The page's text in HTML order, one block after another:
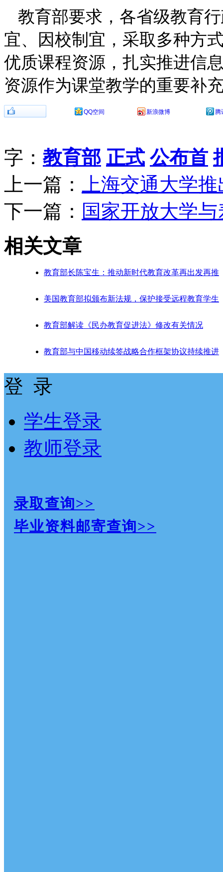
教育部要求，各省级教育
宜、因校制宜，采取多种方
优质课程资源，扎实推进信
资源作为课堂教学的重要补
QQ空间 新浪微博 腾
字：教育部 正式 公布首
上一篇：
上海交通大学
下一篇： 国家开放大学
相关文章
教育部长陈宝生：推动新时代教育改革再出发再推
美国教育部拟颁布新法规，保护接受远程教育学生
教育部解读《民办教育促进法》修改有关情况
教育部与中国移动续签战略合作框架协议持续推进
登 录
学生登录
教师登录
录取查询>>
毕业资料邮寄查询>>